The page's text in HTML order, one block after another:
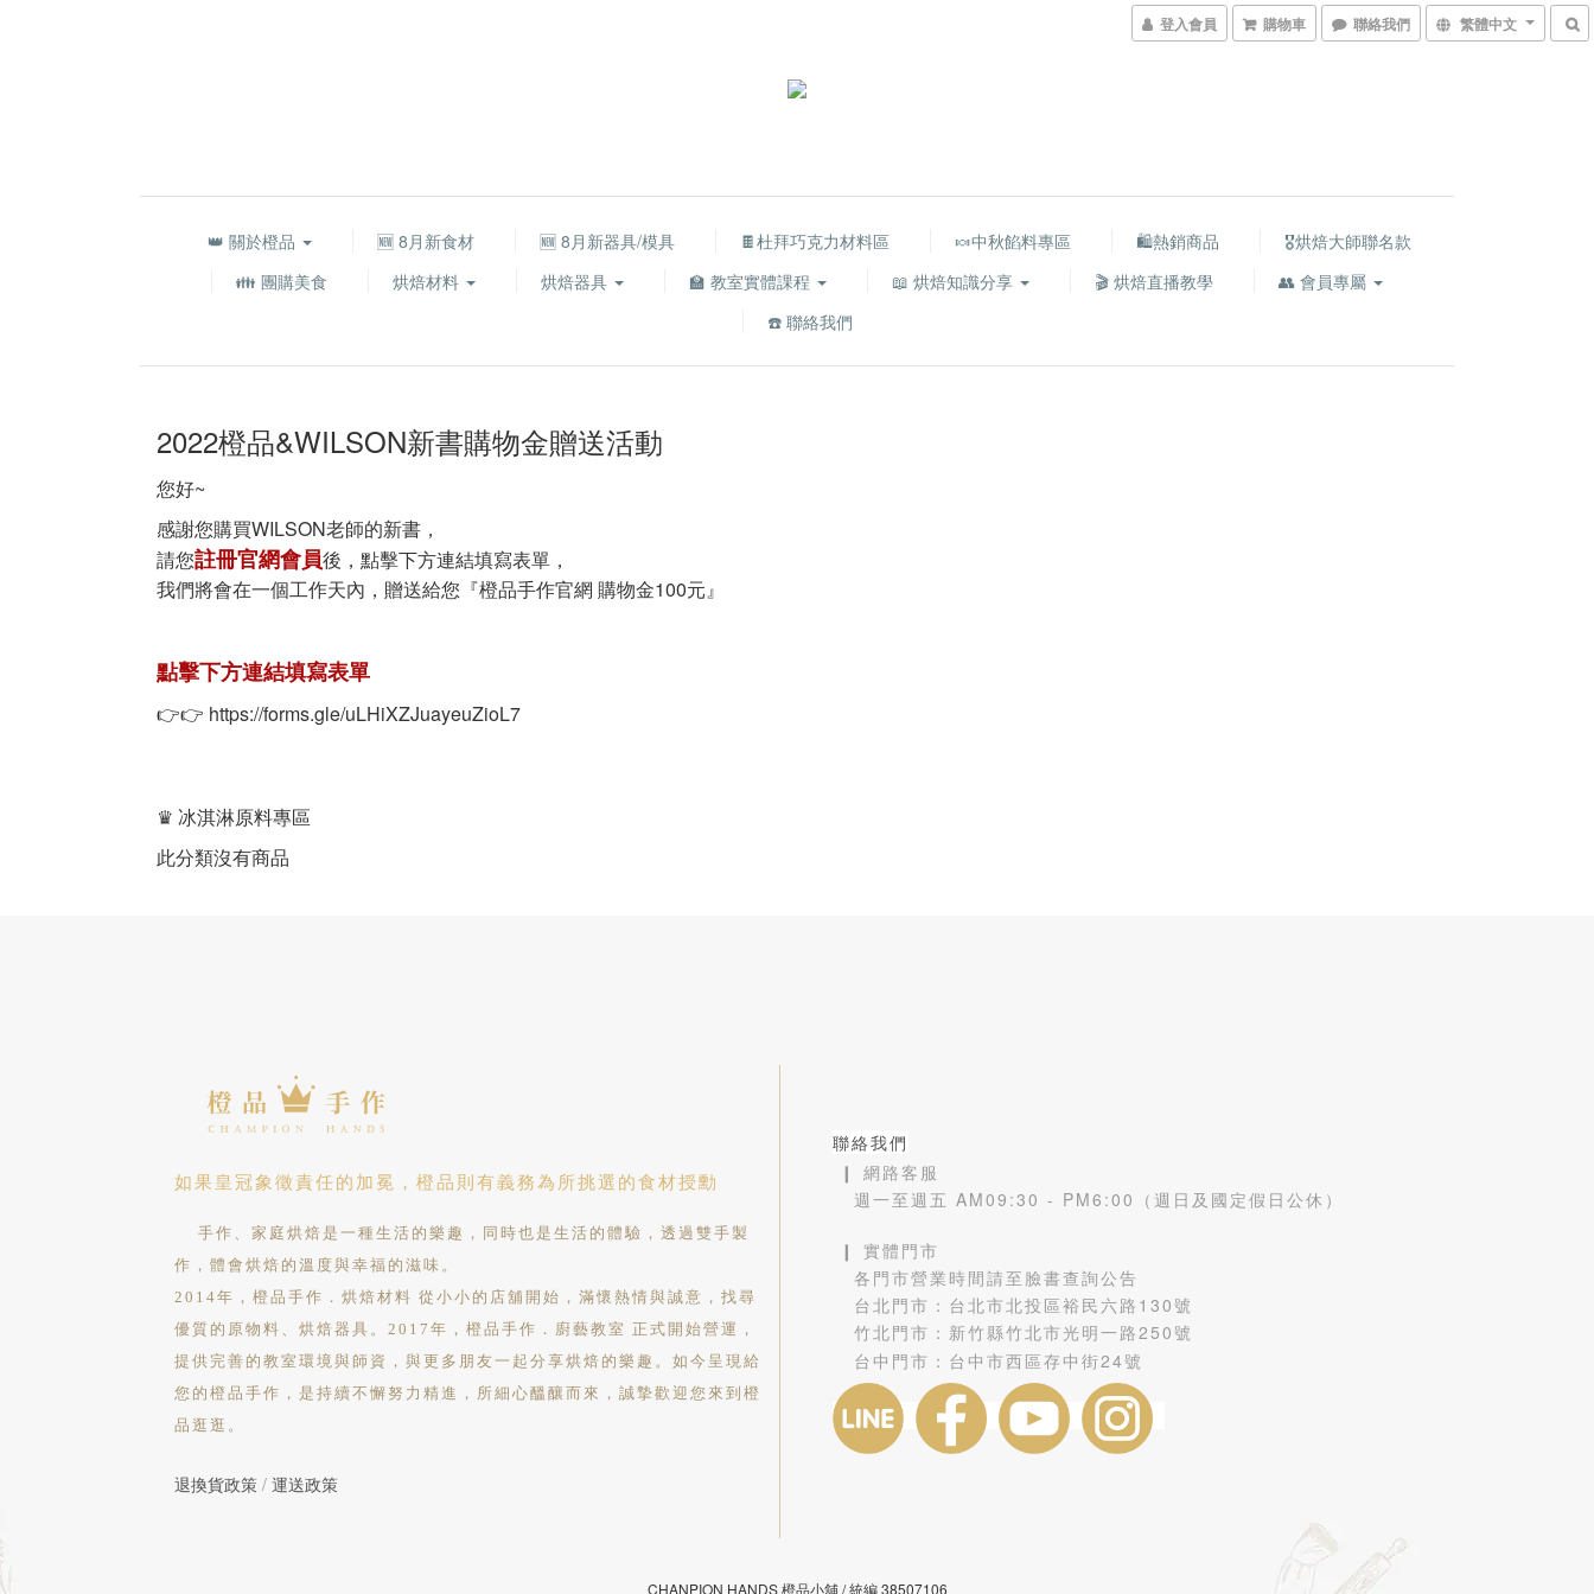
登入會員 購物車 聯絡我們 繁體中文
👑 關於橙品 🆕 8月新食材 🆕 8月新器具/模具 🍫杜拜巧克力材料區 🍬中秋餡料專區 🛍熱銷商品
🎖️烘焙大師聯名款
👪 團購美食
烘焙材料 烘焙器具 🏫 教室實體課程 📖 烘焙知識分享 🎬 烘焙直播教學
👥 會員專屬
☎️ 聯絡我們
2022橙品&WILSON新書購物金贈送活動
您好~
感謝您購買WILSON老師的新書，
請您註冊官網會員後，點擊下方連結填寫表單，
我們將會在一個工作天內，贈送給您『橙品手作官網 購物金100元』
點擊下方連結填寫表單
👉👉 https://forms.gle/uLHiXZJuayeuZioL7
♛ 冰淇淋原料專區
此分類沒有商品
如果皇冠象徵責任的加冕，橙品則有義務為所挑選的食材授勳
手作、家庭烘焙是一種生活的樂趣，同時也是生活的體驗，透過雙手製
作，體會烘焙的溫度與幸福的滋味。
2014年，橙品手作．烘焙材料 從小小的店舖開始，滿懷熱情與誠意，找尋
優質的原物料、烘焙器具。2017年，橙品手作．廚藝教室 正式開始營運，
提供完善的教室環境與師資，與更多朋友一起分享烘焙的樂趣。如今呈現給
您的橙品手作，是持續不懈努力精進，所細心醞釀而來，誠摯歡迎您來到橙
品逛逛。
退換貨政策 / 運送政策
聯絡我們
❙ 網路客服
週一至週五 AM09:30 - PM6:00（週日及國定假日公休）
❙ 實體門市
各門市營業時間請至臉書查詢公告
台北門市： 台北市北投區裕民六路130號
竹北門市： 新竹縣竹北市光明一路250號
台中門市： 台中市西區存中街24號
CHANPION HANDS 橙品小舖 /統編38507106